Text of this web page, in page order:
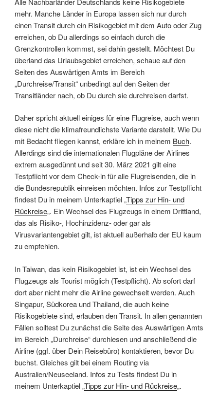
mehr. Manche Länder in Europa lassen sich nur durch
einen Transit durch ein Risikogebiet mit dem Auto oder Zug
erreichen, ob Du allerdings so einfach durch die
Grenzkontrollen kommst, sei dahin gestellt. Möchtest Du
überland das Urlaubsgebiet erreichen, schaue auf den
Seiten des Auswärtigen Amts im Bereich
„Durchreise/Transit“ unbedingt auf den Seiten der
Transitländer nach, ob Du durch sie durchreisen darfst.
Daher spricht aktuell einiges für eine Flugreise, auch wenn
diese nicht die klimafreundlichste Variante darstellt. Wie Du
mit Bedacht fliegen kannst, erkläre ich in meinem Buch.
Allerdings sind die internationalen Flugpläne der Airlines
extrem ausgedünnt und seit 30. März 2021 gilt eine
Testpflicht vor dem Check-in für alle Flugreisenden, die in
die Bundesrepublik einreisen möchten. Infos zur Testpflicht
findest Du in meinem Unterkaptiel „Tipps zur Hin- und
Rückreise„. Ein Wechsel des Flugzeugs in einem Drittland,
das als Risiko-, Hochinzidenz- oder gar als
Virusvariantengebiet gilt, ist aktuell außerhalb der EU kaum
zu empfehlen.
In Taiwan, das kein Risikogebiet ist, ist ein Wechsel des
Flugzeugs als Tourist möglich (Testpflicht). Ab sofort darf
dort aber nicht mehr die Airline gewechselt werden. Auch
Singapur, Südkorea und Thailand, die auch keine
Risikogebiete sind, erlauben den Transit. In allen genannten
Fällen solltest Du zunächst die Seite des Auswärtigen Amts
im Bereich „Durchreise“ durchlesen und anschließend die
Airline (ggf. über Dein Reisebüro) kontaktieren, bevor Du
buchst. Gleiches gilt bei einem Routing via
Australien/Neuseeland. Infos zu Tests findest Du in
meinem Unterkaptiel „Tipps zur Hin- und Rückreise„.